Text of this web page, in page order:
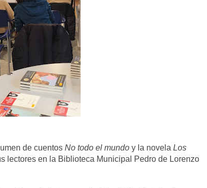
de cuentos No todo el mundo y la novela Los
lectores en la Biblioteca Municipal Pedro de Lorenzo